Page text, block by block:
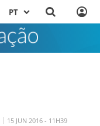
PT
15 JUN 2016 - 11H39